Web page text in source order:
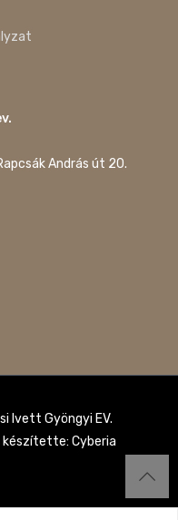
András út 20.
Ivett Gyöngyi EV.
készítette: Cyberia